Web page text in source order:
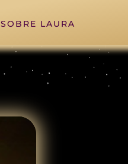
SOBRE LAURA